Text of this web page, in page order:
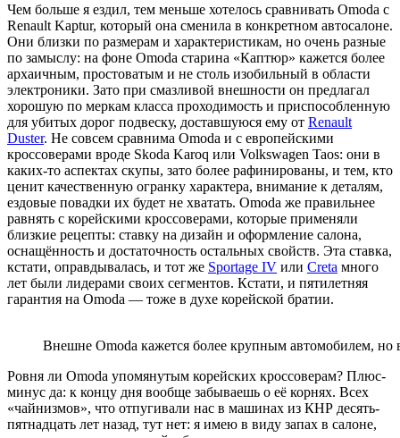
Чем больше я ездил, тем меньше хотелось сравнивать Omoda c
Renault Kaptur, который она сменила в конкретном автосалоне.
Они близки по размерам и характеристикам, но очень разные
по замыслу: на фоне Omoda старина «Каптюр» кажется более
архаичным, простоватым и не столь изобильный в области
электроники. Зато при смазливой внешности он предлагал
хорошую по меркам класса проходимость и приспособленную
для убитых дорог подвеску, доставшуюся ему от Renault
Duster. Не совсем сравнима Omoda и с европейскими
кроссоверами вроде Skoda Karoq или Volkswagen Taos: они в
каких-то аспектах скупы, зато более рафинированы, и тем, кто
ценит качественную огранку характера, внимание к деталям,
ездовые повадки их будет не хватать. Omoda же правильнее
равнять с корейскими кроссоверами, которые применяли
близкие рецепты: ставку на дизайн и оформление салона,
оснащённость и достаточность остальных свойств. Эта ставка,
кстати, оправдывалась, и тот же Sportage IV или Creta много
лет были лидерами своих сегментов. Кстати, и пятилетняя
гарантия на Omoda — тоже в духе корейской братии.
Внешне Omoda кажется более крупным автомобилем,
Ровня ли Omoda упомянутым корейских кроссоверам? Плюс-
минус да: к концу дня вообще забываешь о её корнях. Всех
«чайнизмов», что отпугивали нас в машинах из КНР десять-
пятнадцать лет назад, тут нет: я имею в виду запах в салоне,